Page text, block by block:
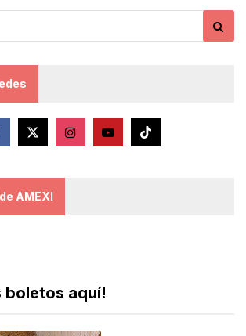
AMEXI
boletos aquí!